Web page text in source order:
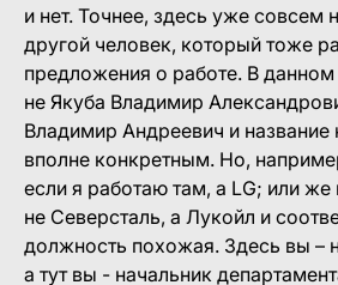
и нет. Точнее, здесь уже совсем
другой человек, который тоже
предложения о работе. В
не Якуба Владимир
Владимир Андреевич и название
вполне конкретным. Но,
если я работаю там, а LG; или
не Северсталь, а Лукойл и
должность похожая. Здесь вы –
а тут вы - начальник